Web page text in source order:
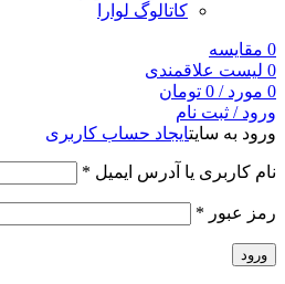
کاتالوگ لوارا
0 مقایسه
0 لیست علاقمندی
0 مورد /
0 تومان
ورود / ثبت نام
ورود به سایتایجاد حساب کاربری
نام کاربری یا آدرس ایمیل *
رمز عبور *
ورود